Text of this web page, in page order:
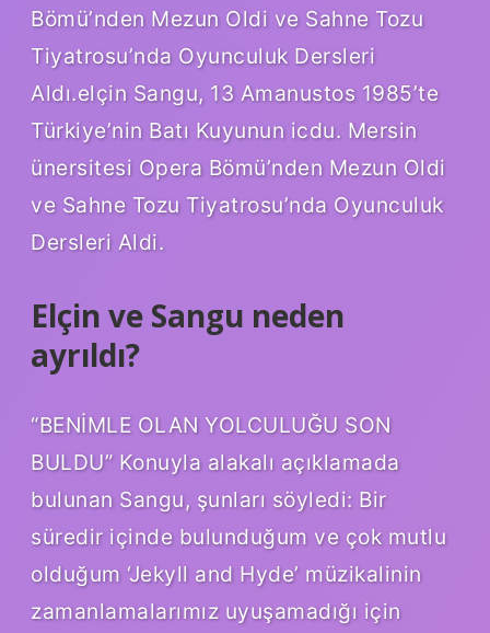
Bömü’nden Mezun Oldi ve Sahne Tozu
Tiyatrosu’nda Oyunculuk Dersleri
Aldı.elçin Sangu, 13 Amanustos 1985’te
Türkiye’nin Batı Kuyunun icdu. Mersin
ünersitesi Opera Bömü’nden Mezun Oldi
ve Sahne Tozu Tiyatrosu’nda Oyunculuk
Dersleri Aldi.
Elçin ve Sangu neden
ayrıldı?
“BENİMLE OLAN YOLCULUĞU SON
BULDU” Konuyla alakalı açıklamada
bulunan Sangu, şunları söyledi: Bir
süredir içinde bulunduğum ve çok mutlu
olduğum ‘Jekyll and Hyde’ müzikalinin
zamanlamalarımız uyuşamadığı için